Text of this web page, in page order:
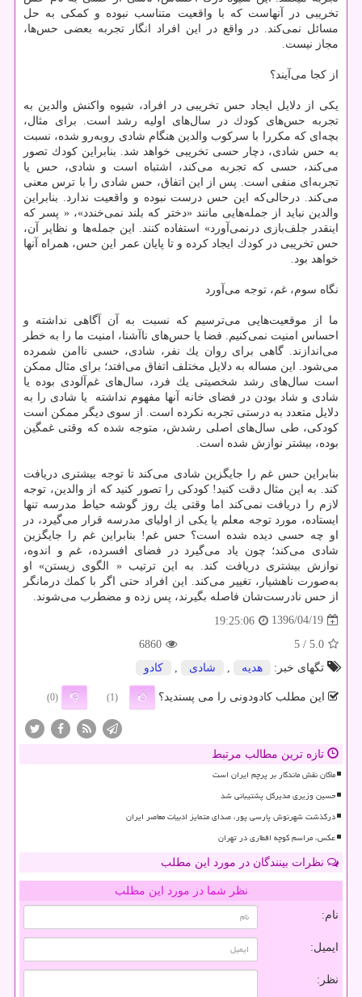
تخریبی در آنهاست كه با واقعیت متناسب نبوده و كمكی به حل
مسائل نمی‌كند. در واقع در این افراد انگار تجربه بعضی حس‌ها،
مجاز نیست.
از كجا می‌آیند؟
یكی از دلایل ایجاد حس تخریبی در افراد، شیوه واكنش والدین به
تجربه حس‌های كودك در سال‌های اولیه رشد است. برای مثال،
بچه‌ای كه مكررا با سركوب والدین هنگام شادی روبه‌رو شده، نسبت
به حس شادی، دچار حسی تخریبی خواهد شد. بنابراین كودك تصور
می‌كند، حسی كه تجربه می‌كند، اشتباه است و شادی، حس یا
تجربه‌ای منفی است. پس از این اتفاق، حس شادی را با ترس معنی
می‌كند. درحالی‌كه این حس درست نبوده و واقعیت ندارد. بنابراین
والدین نباید از جمله‌هایی مانند «دختر كه بلند نمی‌خندد»، « پسر كه
اینقدر جلف‌بازی درنمی‌آورد» استفاده كنند. این جمله‌ها و نظایر آن،
حس تخریبی در كودك ایجاد كرده و تا پایان عمر این حس، همراه آنها
خواهد بود.
نگاه سوم، غم، توجه می‌آورد
ما از موقعیت‌هایی می‌ترسیم كه نسبت به آن آگاهی نداشته و
احساس امنیت نمی‌كنیم. فضا یا حس‌های ناآشنا، امنیت ما را به خطر
می‌اندازند. گاهی برای روان یك نفر، شادی، حسی ناامن شمرده
می‌شود. این مساله به دلایل مختلف اتفاق می‌افتد؛ برای مثال ممكن
است سال‌های رشد شخصیتی یك فرد، سال‌های غم‌آلودی بوده یا
شادی و شاد بودن در فضای خانه آنها مفهوم نداشته ‌ یا شادی را به
دلایل متعدد به درستی تجربه نكرده است. از سوی دیگر ممكن است
كودكی، طی سال‌های اصلی رشدش، متوجه شده كه وقتی غمگین
بوده، بیشتر نوازش شده است.
بنابراین حس غم را جایگزین شادی می‌كند تا توجه بیشتری دریافت
كند. به این مثال دقت كنید! كودكی را تصور كنید كه از والدین، توجه
لازم را دریافت نمی‌كند‌ اما وقتی یك روز گوشه حیاط مدرسه تنها
ایستاده، مورد توجه معلم یا یكی از اولیای مدرسه قرار می‌گیرد، در
او چه حسی دیده شده است؟ حس غم! بنابراین غم را جایگزین
شادی می‌كند؛ چون یاد می‌گیرد در فضای افسرده، غم و اندوه،
نوازش بیشتری دریافت ‌كند. به این ترتیب « الگوی زیستن» او
به‌صورت ناهشیار، تغییر می‌كند. این افراد حتی اگر با كمك درمانگر
از حس نادرست‌شان فاصله بگیرند، پس زده و مضطرب می‌شوند.
1396/04/19
19:25:06
5.0
/ 5
6860
تگهای خبر:
هدیه شادی كادو
این مطلب کادودونی را می پسندید؟ (1)
(0)
تازه ترین مطالب مرتبط
ماکان نقش ماندگار بر پرچم ایران است
حسین وزیری مدیرکل پشتیبانی شد
درگذشت شهرنوش پارسی پور، صدای متمایز ادبیات معاصر ایران
عکس، مراسم کوچه افطاری در تهران
نظرات بینندگان در مورد این مطلب
نظر شما در مورد این مطلب
نام:
ایمیل:
نظر: